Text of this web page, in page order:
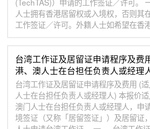
人士拥有香港居留权或入境权，否则其
工作签证／许可。外籍人士如希望在香
台湾工作证及居留证申请程序及费
港、澳人士在台担任负责人或经理
台湾工作证及居留证申请程序及费用 (
人士在台担任负责人或经理人) 本报价
澳门人士在台担任负责人或经理人，申
境签证（又称「居留签证」）及居留证